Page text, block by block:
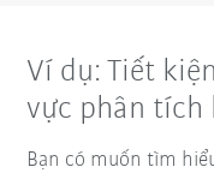
Ví dụ: Tiết
vực phân tích
Bạn có muốn tìm